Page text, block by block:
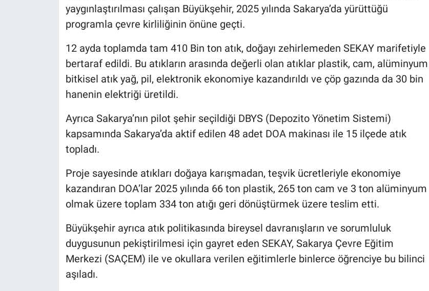
yaygınlaştırılması çalışan Büyükşehir, 2025 yılında Sakarya’da yürüttüğü
programla çevre kirliliğinin önüne geçti.
12 ayda toplamda tam 410 Bin ton atık, doğayı zehirlemeden SEKAY marifetiyle
bertaraf edildi. Bu atıkların arasında değerli olan atıklar plastik, cam, alüminyum
bitkisel atık yağ, pil, elektronik ekonomiye kazandırıldı ve çöp gazında da 30 bin
hanenin elektriği üretildi.
Ayrıca Sakarya’nın pilot şehir seçildiği DBYS (Depozito Yönetim Sistemi)
kapsamında Sakarya’da aktif edilen 48 adet DOA makinası ile 15 ilçede atık
topladı.
Proje sayesinde atıkları doğaya karışmadan, teşvik ücretleriyle ekonomiye
kazandıran DOA’lar 2025 yılında 66 ton plastik, 265 ton cam ve 3 ton alüminyum
olmak üzere toplam 334 ton atığı geri dönüştürmek üzere teslim etti.
Büyükşehir ayrıca atık politikasında bireysel davranışların ve sorumluluk
duygusunun pekiştirilmesi için gayret eden SEKAY, Sakarya Çevre Eğitim
Merkezi (SAÇEM) ile ve okullara verilen eğitimlerle binlerce öğrenciye bu bilinci
aşıladı.